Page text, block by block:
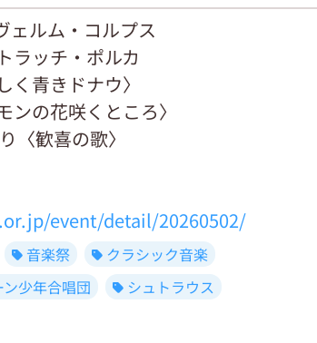
ルム・コルプス
ラッチ・ポルカ
青きドナウ〉
の花咲くところ〉
〈歓喜の歌〉
event/detail/20260502/
音楽祭
クラシック音楽
ン少年合唱団
シュトラウス